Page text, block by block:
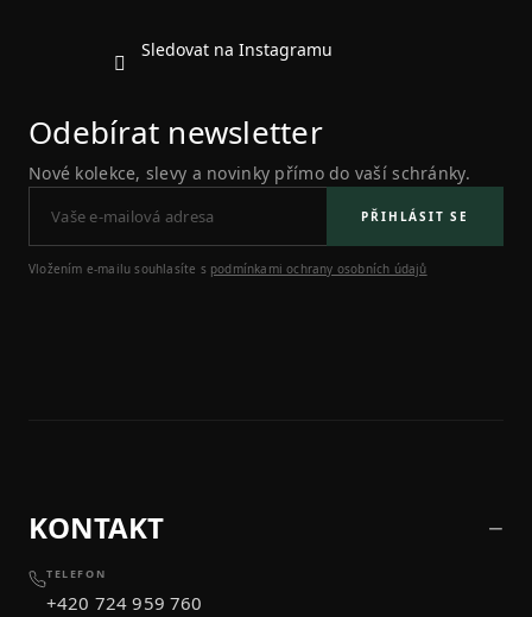
Sledovat na Instagramu
Odebírat newsletter
Nové kolekce, slevy a novinky přímo do vaší schránky.
PŘIHLÁSIT SE
Vložením e-mailu souhlasíte s podmínkami ochrany osobních údajů
KONTAKT
TELEFON
+420 724 959 760